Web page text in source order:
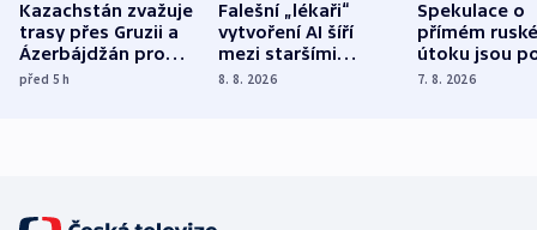
Kazachstán zvažuje
trasy přes Gruzii a
Ázerbájdžán pro
vývoz ropy do
před 5h
Falešní „lékaři“
vytvoření AI šíří
mezi staršími
Poláky nebezpečné
8. 8. 2026
Spekulace o
přímém
útoku jsou
míní
7. 8. 2026